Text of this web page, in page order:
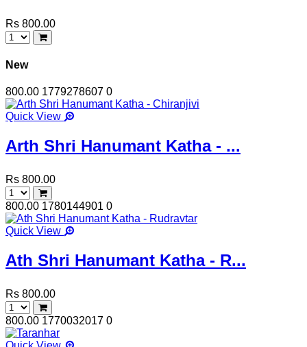
Rs 800.00
New
800.00 1779278607 0
Quick View
Arth Shri Hanumant Katha - ...
Rs 800.00
800.00 1780144901 0
Quick View
Ath Shri Hanumant Katha - R...
Rs 800.00
800.00 1770032017 0